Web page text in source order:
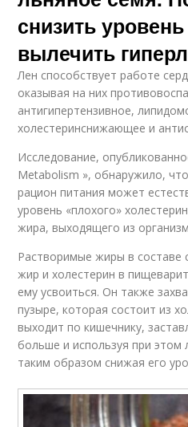
снизить
вылечить
Лен способствует работе
оказывая на них
антигипертензивное,
холестеринснижающее и
Исследование,
Metabolism », обнаружило,
рацион питания может
уровень «плохого»
жира, выходящего из
Растворимые жиры в составе
жир и холестерин в
ему усвоиться. Он также
пузыре, которая состоит из
выходит по кишечнику,
больше и используя при этом
таким образом снижая его